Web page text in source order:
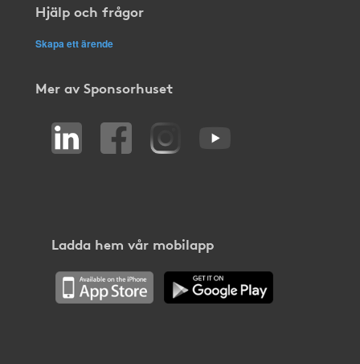
Hjälp och frågor
Skapa ett ärende
Mer av Sponsorhuset
Ladda hem vår mobilapp